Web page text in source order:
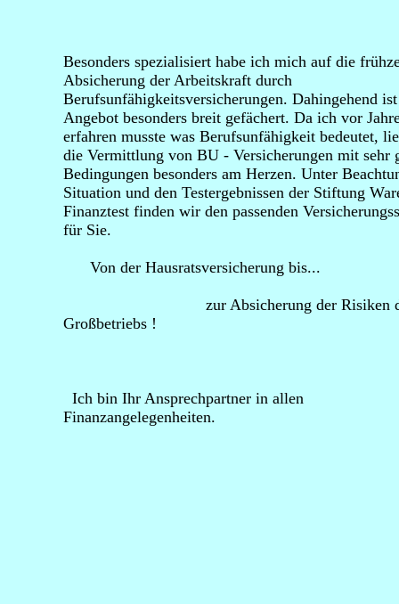
Besonders spezialisiert habe ich mich auf die
Absicherung der Arbeitskraft durch
Berufsunfähigkeitsversicherungen. Dahingehend
Angebot besonders breit gefächert. Da ich vor
erfahren musste was Berufsunfähigkeit bedeutet,
die Vermittlung von BU - Versicherungen mit sehr
Bedingungen besonders am Herzen. Unter
Situation und den Testergebnissen der Stiftung
Finanztest finden wir den passenden
für Sie.
Von der Hausratsversicherung bis...
zur Absicherung der Risiken
Großbetriebs !
Ich bin Ihr Ansprechpartner in allen
Finanzangelegenheiten.